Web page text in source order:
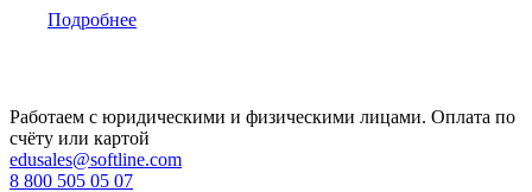
Подробнее
Работаем с юридическими и физическими лицами. Оплата по
счёту или картой
edusales@softline.com
8 800 505 05 07